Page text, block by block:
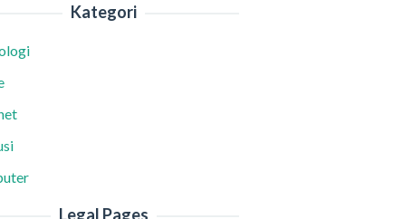
Kategori
Legal Pages